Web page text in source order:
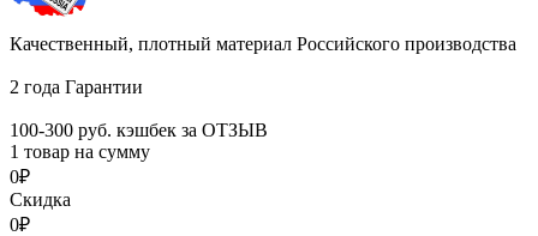
Качественный, плотный материал Российского производства
2 года Гарантии
100-300 руб. кэшбек за ОТЗЫВ
1 товар на сумму
0₽
Скидка
0₽